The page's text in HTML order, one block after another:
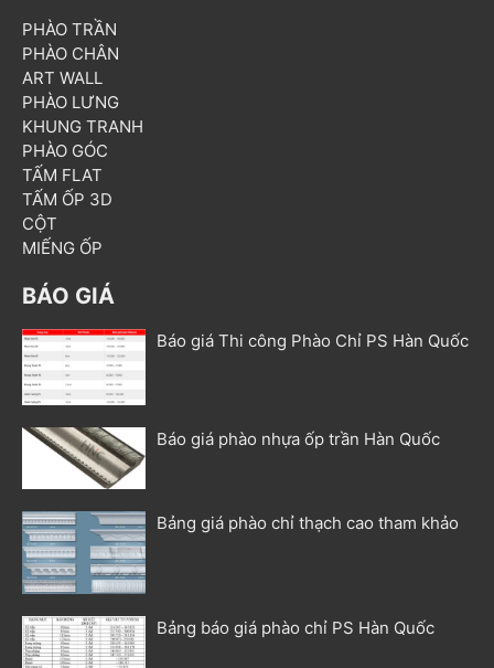
PHÀO TRẦN
PHÀO CHÂN
ART WALL
PHÀO LƯNG
KHUNG TRANH
PHÀO GÓC
TẤM FLAT
TẤM ỐP 3D
CỘT
MIẾNG ỐP
BÁO GIÁ
Báo giá Thi công Phào Chỉ PS Hàn Quốc
Báo giá phào nhựa ốp trần Hàn Quốc
Bảng giá phào chỉ thạch cao tham khảo
Bảng báo giá phào chỉ PS Hàn Quốc